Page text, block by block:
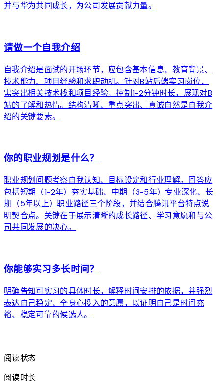
并与华为共同成长，为公司发展贡献力量。
请做一个自我介绍
自我介绍是面试的开场环节，应包含基本信息、教育背景、
技术能力、项目经验和求职动机。针对B站后端实习岗位，
需突出相关技术栈和项目经验，控制1-2分钟时长，展现对B
站的了解和热情。结构清晰、重点突出、真诚自然是自我介
绍的关键要素。
你的职业规划是什么？
职业规划问题考察自我认知、目标设定和行业理解。回答应
包括短期（1-2年）夯实基础、中期（3-5年）专业深化、长
期（5年以上）职业路径三个阶段，并结合腾讯平台特点说
明契合点。关键在于展示清晰的成长路径、学习意愿和与公
司共同发展的决心。
你能够实习多长时间？
明确告知可实习的具体时长，解释时间安排的依据，并强烈
表达自己稳定、全身心投入的意愿，以证明自己是时间充
裕、稳定可靠的候选人。
阅读状态
阅读时长